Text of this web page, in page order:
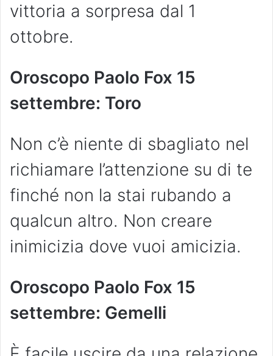
vittoria a sorpresa dal 1
ottobre.
Oroscopo Paolo Fox 15
settembre: Toro
Non c’è niente di sbagliato nel
richiamare l’attenzione su di te
finché non la stai rubando a
qualcun altro. Non creare
inimicizia dove vuoi amicizia.
Oroscopo Paolo Fox 15
settembre: Gemelli